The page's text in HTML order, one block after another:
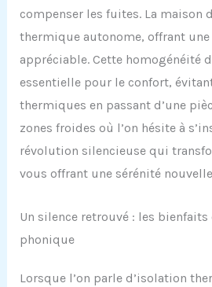
compenser les fuites. La maison
thermique autonome, offrant une
appréciable. Cette homogénéité
essentielle pour le confort,
thermiques en passant d’une
zones froides où l’on hésite à
révolution silencieuse qui
vous offrant une sérénité
Un silence retrouvé : les bienfaits
phonique
Lorsque l’on parle d’isolation